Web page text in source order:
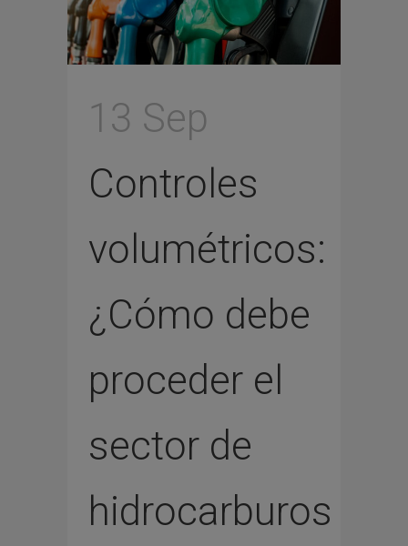
13 Sep
Controles
volumétricos:
¿Cómo debe
proceder el
sector de
hidrocarburos